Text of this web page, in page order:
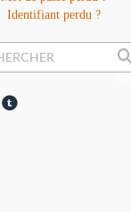
Identifiant perdu ?